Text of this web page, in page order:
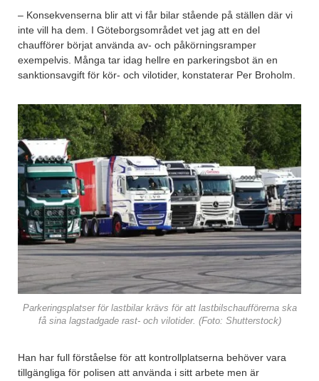
– Konsekvenserna blir att vi får bilar stående på ställen där vi
inte vill ha dem. I Göteborgsområdet vet jag att en del
chaufförer börjat använda av- och påkörningsramper
exempelvis. Många tar idag hellre en parkeringsbot än en
sanktionsavgift för kör- och vilotider, konstaterar Per Broholm.
Parkeringsplatser för lastbilar krävs för att lastbilschaufförerna ska
få sina lagstadgade rast- och vilotider. (Foto: Shutterstock)
Han har full förståelse för att kontrollplatserna behöver vara
tillgängliga för polisen att använda i sitt arbete men är